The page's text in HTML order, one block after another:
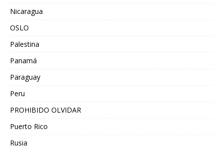
Nicaragua
OSLO
Palestina
Panamá
Paraguay
Peru
PROHIBIDO OLVIDAR
Puerto Rico
Rusia